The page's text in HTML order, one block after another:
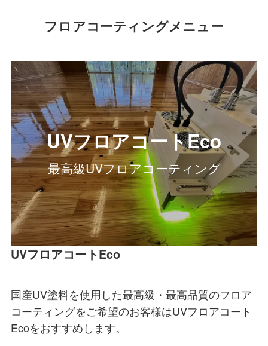
フロアコーティングメニュー
UVフロアコートEco
最高級UVフロアコーティング
UVフロアコートEco
国産UV塗料を使用した最高級・最高品質のフロア
コーティングをご希望のお客様はUVフロアコート
Ecoをおすすめします。